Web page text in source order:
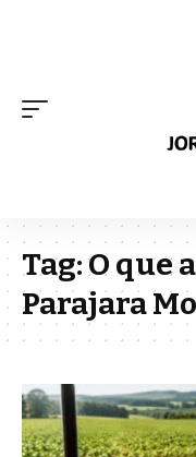
Tag:O que
Parajara